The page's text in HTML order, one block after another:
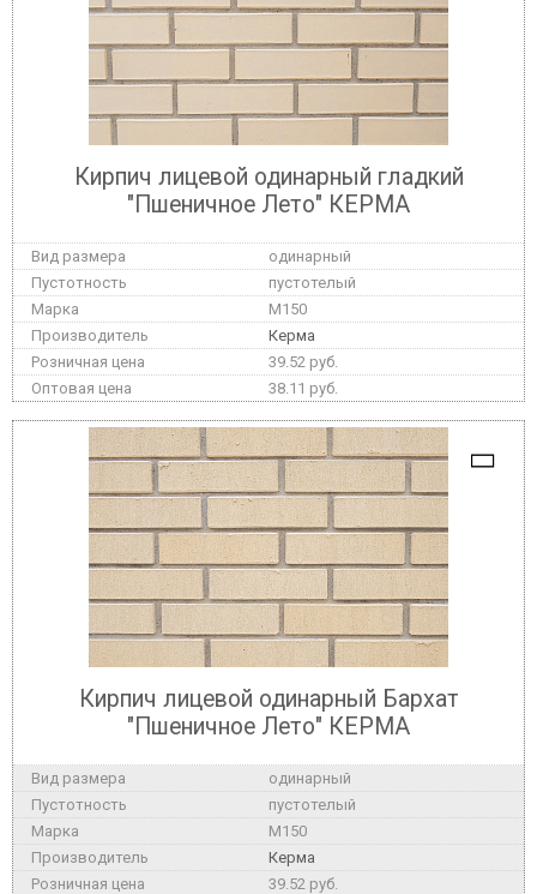
Кирпич лицевой одинарный гладкий
"Пшеничное Лето" КЕРМА
одинарный
пустотелый
M150
Керма
39.52 руб.
38.11 руб.
Кирпич лицевой одинарный Бархат
"Пшеничное Лето" КЕРМА
одинарный
пустотелый
M150
Керма
39.52 руб.